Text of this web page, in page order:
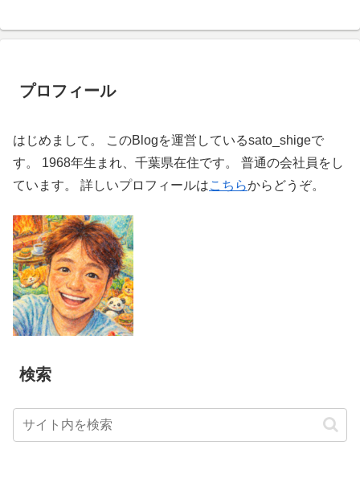
プロフィール
はじめまして。 このBlogを運営しているsato_shigeで
す。 1968年生まれ、千葉県在住です。 普通の会社員をし
ています。 詳しいプロフィールはこちらからどうぞ。
検索